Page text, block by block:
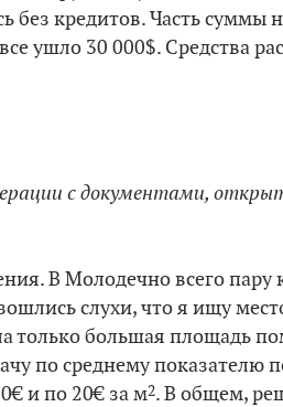
без кредитов. Часть суммы
ушло 30 000$. Средства
с документами,
В Молодечно всего пару
слухи, что я ищу
только большая площадь
по среднему показателю
и по 20€ за м2. В общем,